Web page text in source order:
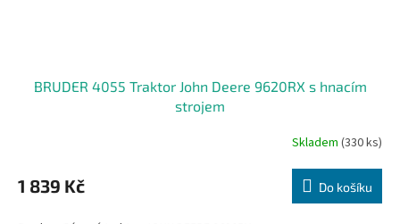
BRUDER 4055 Traktor John Deere 9620RX s hnacím
strojem
Skladem (330 ks)
1 839 Kč Do košíku